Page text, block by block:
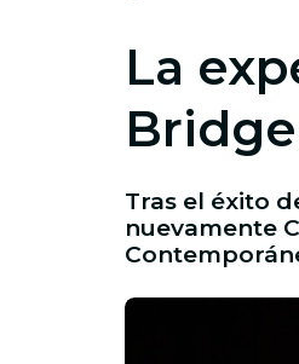
La
Tras el éxito
nuevamente